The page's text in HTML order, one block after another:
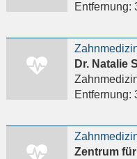
Entfernung:
Dr. Natalie
Entfernung: